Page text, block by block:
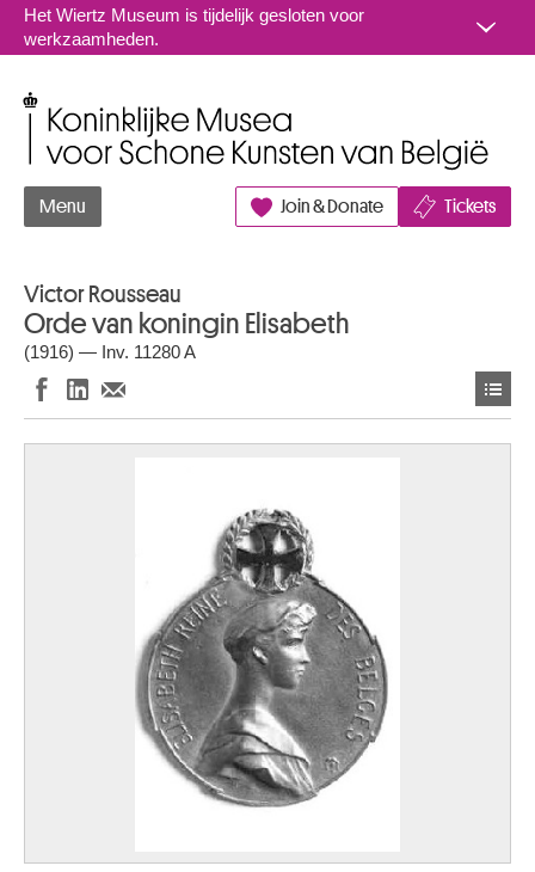
Naar inhoud
Het Wiertz Museum is tijdelijk gesloten voor
werkzaamheden.
Menu Join & Donate Tickets
Victor Rousseau
Orde van koningin Elisabeth
(1916) — Inv. 11280 A